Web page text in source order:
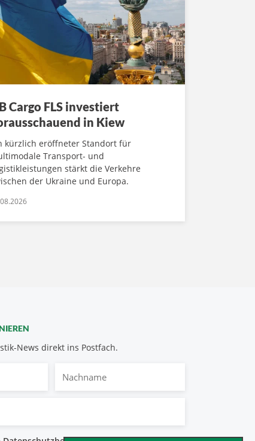
Cargo FLS investiert
in Kiew
kürzlich eröffneter Standort für
Transport- und
stärkt die Verkehre
der Ukraine und Europa.
News direkt ins Postfach.